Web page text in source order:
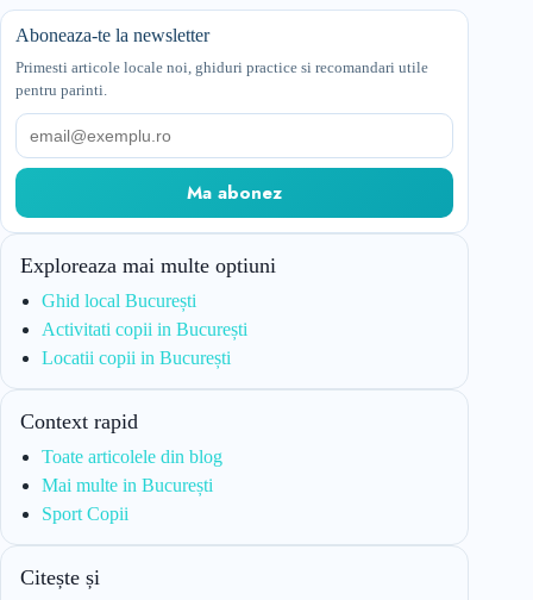
Aboneaza-te la newsletter
Primesti articole locale noi, ghiduri practice si recomandari utile
pentru parinti.
Email
Ma abonez
Exploreaza mai multe optiuni
Ghid local București
Activitati copii in București
Locatii copii in București
Context rapid
Toate articolele din blog
Mai multe in București
Sport Copii
Citește și